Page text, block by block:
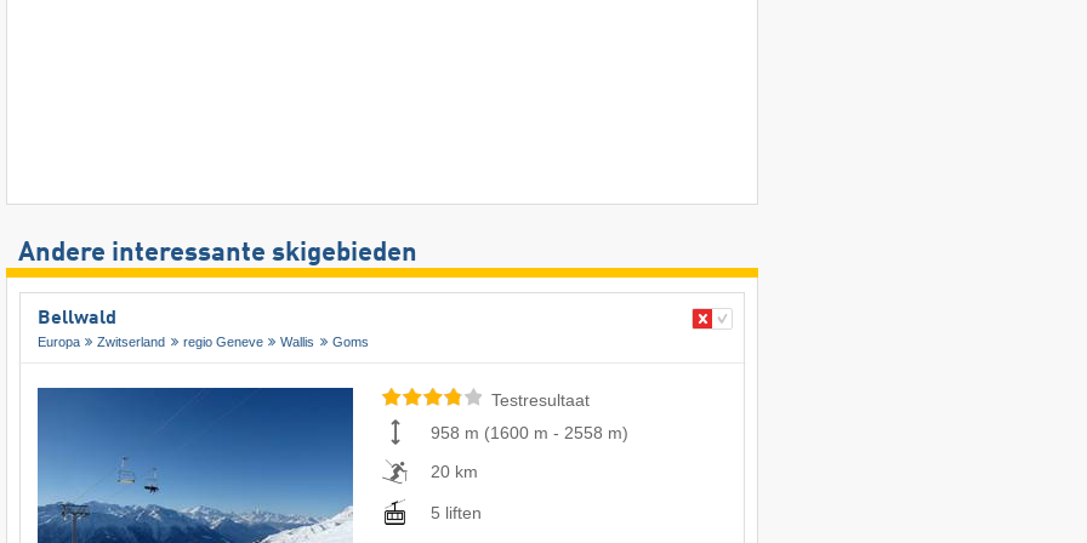
Andere interessante skigebieden
Bellwald
Europa Zwitserland regio Geneve Wallis Goms
Testresultaat
958 m (1600 m - 2558 m)
20 km
5 liften